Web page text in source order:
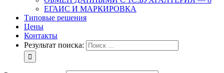
ЕГАИС И МАРКИРОВКА
Типовые решения
Цены
Контакты
Результат поиска: